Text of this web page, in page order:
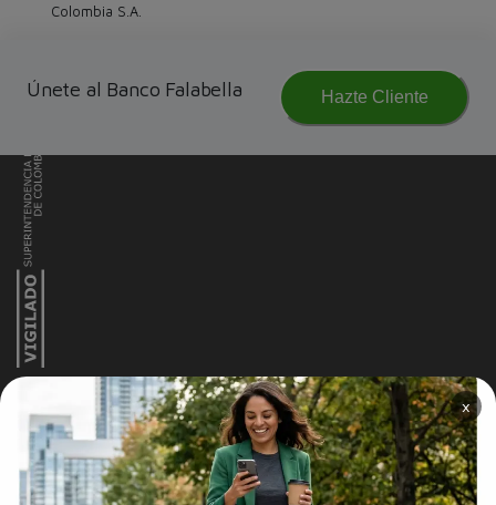
Colombia S.A.
×
Únete al Banco Falabella Hazte Cliente
NUESTRO BANCO
Información Corporativa